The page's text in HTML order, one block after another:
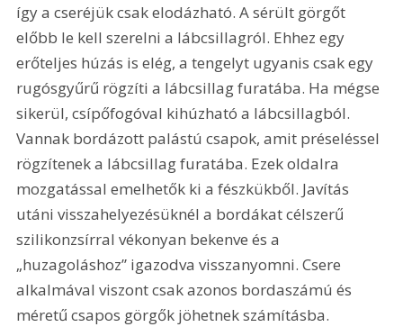
így a cseréjük csak elodázható. A sérült görgőt
előbb le kell szerelni a lábcsillagról. Ehhez egy
erőteljes húzás is elég, a tengelyt ugyanis csak egy
rugósgyűrű rögzíti a lábcsillag furatába. Ha mégse
sikerül, csípőfogóval kihúzható a lábcsillagból.
Vannak bordázott palástú csapok, amit préseléssel
rögzítenek a lábcsillag furatába. Ezek oldalra
mozgatással emelhetők ki a fészkükből. Javítás
utáni visszahelyezésüknél a bordákat célszerű
szilikonzsírral vékonyan bekenve és a
„huzagoláshoz” igazodva visszanyomni. Csere
alkalmával viszont csak azonos bordaszámú és
méretű csapos görgők jöhetnek számításba.